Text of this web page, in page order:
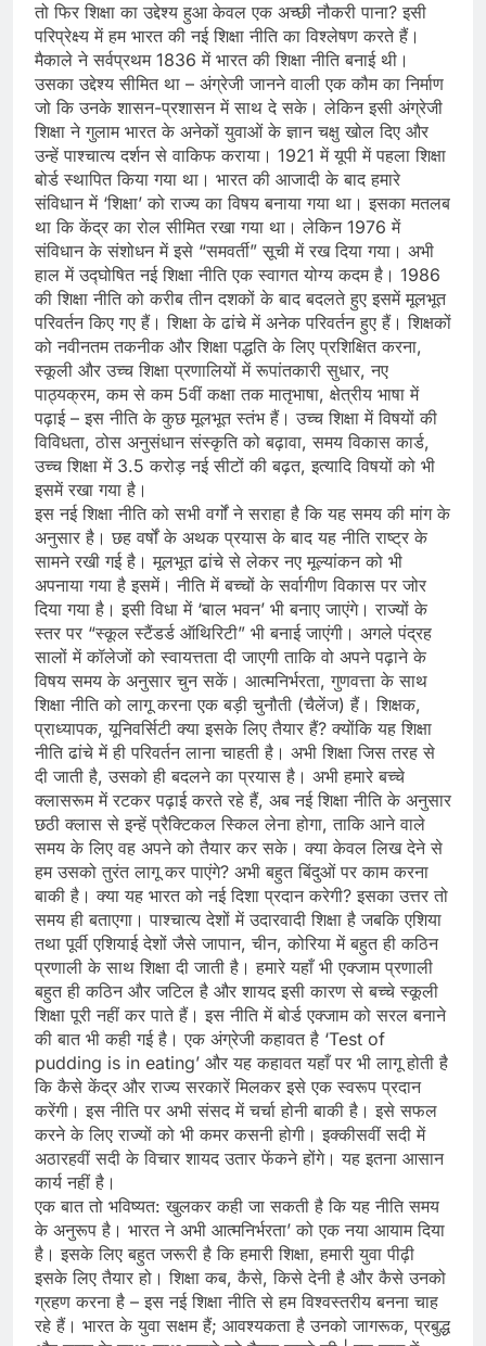
तो फिर शिक्षा का उद्देश्य हुआ केवल एक अच्छी नौकरी पाना? इसी
परिप्रेक्ष्य में हम भारत की नई शिक्षा नीति का विश्लेषण करते हैं।
मैकाले ने सर्वप्रथम 1836 में भारत की शिक्षा नीति बनाई थी।
उसका उद्देश्य सीमित था – अंग्रेजी जानने वाली एक कौम का निर्माण
जो कि उनके शासन-प्रशासन में साथ दे सके। लेकिन इसी अंग्रेजी
शिक्षा ने गुलाम भारत के अनेकों युवाओं के ज्ञान चक्षु खोल दिए और
उन्हें पाश्चात्य दर्शन से वाकिफ कराया। 1921 में यूपी में पहला शिक्षा
बोर्ड स्थापित किया गया था। भारत की आजादी के बाद हमारे
संविधान में ‘शिक्षा’ को राज्य का विषय बनाया गया था। इसका मतलब
था कि केंद्र का रोल सीमित रखा गया था। लेकिन 1976 में
संविधान के संशोधन में इसे “समवर्ती” सूची में रख दिया गया। अभी
हाल में उद्घोषित नई शिक्षा नीति एक स्वागत योग्य कदम है। 1986
की शिक्षा नीति को करीब तीन दशकों के बाद बदलते हुए इसमें मूलभूत
परिवर्तन किए गए हैं। शिक्षा के ढांचे में अनेक परिवर्तन हुए हैं। शिक्षकों
को नवीनतम तकनीक और शिक्षा पद्धति के लिए प्रशिक्षित करना,
स्कूली और उच्च शिक्षा प्रणालियों में रूपांतकारी सुधार, नए
पाठ्यक्रम, कम से कम 5वीं कक्षा तक मातृभाषा, क्षेत्रीय भाषा में
पढ़ाई – इस नीति के कुछ मूलभूत स्तंभ हैं। उच्च शिक्षा में विषयों की
विविधता, ठोस अनुसंधान संस्कृति को बढ़ावा, समय विकास कार्ड,
उच्च शिक्षा में 3.5 करोड़ नई सीटों की बढ़त, इत्यादि विषयों को भी
इसमें रखा गया है।
इस नई शिक्षा नीति को सभी वर्गों ने सराहा है कि यह समय की मांग के
अनुसार है। छह वर्षों के अथक प्रयास के बाद यह नीति राष्ट्र के
सामने रखी गई है। मूलभूत ढांचे से लेकर नए मूल्यांकन को भी
अपनाया गया है इसमें। नीति में बच्चों के सर्वागीण विकास पर जोर
दिया गया है। इसी विधा में ‘बाल भवन’ भी बनाए जाएंगे। राज्यों के
स्तर पर “स्कूल स्टैंडर्ड ऑथिरिटी” भी बनाई जाएंगी। अगले पंद्रह
सालों में कॉलेजों को स्वायत्तता दी जाएगी ताकि वो अपने पढ़ाने के
विषय समय के अनुसार चुन सकें। आत्मनिर्भरता, गुणवत्ता के साथ
शिक्षा नीति को लागू करना एक बड़ी चुनौती (चैलेंज) हैं। शिक्षक,
प्राध्यापक, यूनिवर्सिटी क्या इसके लिए तैयार हैं? क्‍योंकि यह शिक्षा
नीति ढांचे में ही परिवर्तन लाना चाहती है। अभी शिक्षा जिस तरह से
दी जाती है, उसको ही बदलने का प्रयास है। अभी हमारे बच्चे
क्लासरूम में रटकर पढ़ाई करते रहे हैं, अब नई शिक्षा नीति के अनुसार
छठी क्लास से इन्हें प्रैक्टिकल स्किल लेना होगा, ताकि आने वाले
समय के लिए वह अपने को तैयार कर सके। क्‍या केवल लिख देने से
हम उसको तुरंत लागू कर पाएंगे? अभी बहुत बिंदुओं पर काम करना
बाकी है। क्‍या यह भारत को नई दिशा प्रदान करेगी? इसका उत्तर तो
समय ही बताएगा। पाश्चात्य देशों में उदारवादी शिक्षा है जबकि एशिया
तथा पूर्वी एशियाई देशों जैसे जापान, चीन, कोरिया में बहुत ही कठिन
प्रणाली के साथ शिक्षा दी जाती है। हमारे यहाँ भी एक्जाम प्रणाली
बहुत ही कठिन और जटिल है और शायद इसी कारण से बच्चे स्कूली
शिक्षा पूरी नहीं कर पाते हैं। इस नीति में बोर्ड एक्जाम को सरल बनाने
की बात भी कही गई है। एक अंग्रेजी कहावत है ‘Test of
pudding is in eating’ और यह कहावत यहाँ पर भी लागू होती है
कि कैसे केंद्र और राज्य सरकारें मिलकर इसे एक स्वरूप प्रदान
करेंगी। इस नीति पर अभी संसद में चर्चा होनी बाकी है। इसे सफल
करने के लिए राज्यों को भी कमर कसनी होगी। इक्कीसवीं सदी में
अठारहवीं सदी के विचार शायद उतार फेंकने होंगे। यह इतना आसान
कार्य नहीं है।
एक बात तो भविष्यत: खुलकर कही जा सकती है कि यह नीति समय
के अनुरूप है। भारत ने अभी आत्मनिर्भरता’ को एक नया आयाम दिया
है। इसके लिए बहुत जरूरी है कि हमारी शिक्षा, हमारी युवा पीढ़ी
इसके लिए तैयार हो। शिक्षा कब, कैसे, किसे देनी है और कैसे उनको
ग्रहण करना है – इस नई शिक्षा नीति से हम विश्वस्तरीय बनना चाह
रहे हैं। भारत के युवा सक्षम हैं; आवश्यकता है उनको जागरूक, प्रबुद्ध